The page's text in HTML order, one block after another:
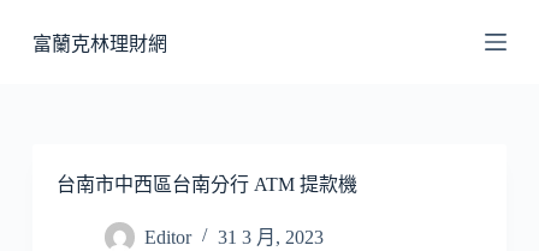
至
富蘭克林理財網
台南市中西區台南分行 ATM 提款機
Editor 31 3 月, 2023